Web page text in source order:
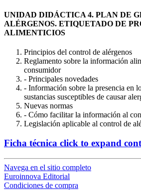
UNIDAD DIDÁCTICA 4. PLAN DE
ALÉRGENOS. ETIQUETADO DE
ALIMENTICIOS
Principios del control de alérgenos
Reglamento sobre la información
consumidor
- Principales novedades
- Información sobre la presencia en
sustancias susceptibles de causar
Nuevas normas
- Cómo facilitar la información al
Legislación aplicable al control de
Ficha técnica click to expand
Navega en el sitio completo
Euroinnova Editorial
Condiciones de compra